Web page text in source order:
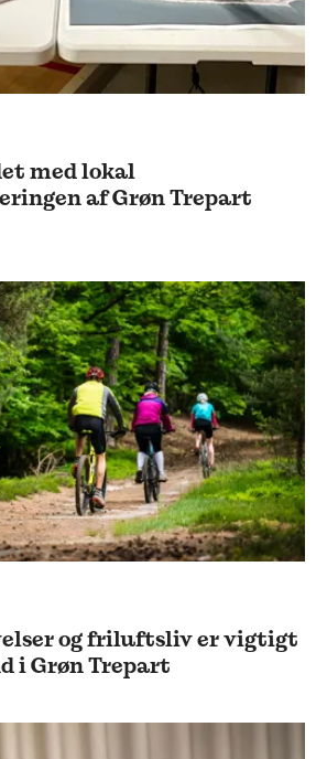
med lokal
af Grøn Trepart
og friluftsliv er vigtigt
i Grøn Trepart